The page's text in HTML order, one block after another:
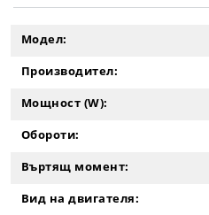
Модел:
Производител:
Мощност (W):
Обороти:
Въртящ момент:
Вид на двигателя: